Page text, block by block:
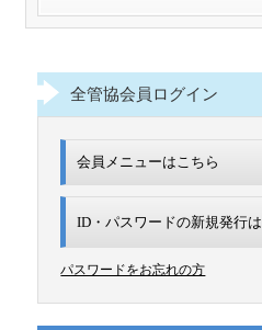
全管協会員ログイン
会員メニューはこちら
ID・パスワードの新規発行は
パスワードをお忘れの方